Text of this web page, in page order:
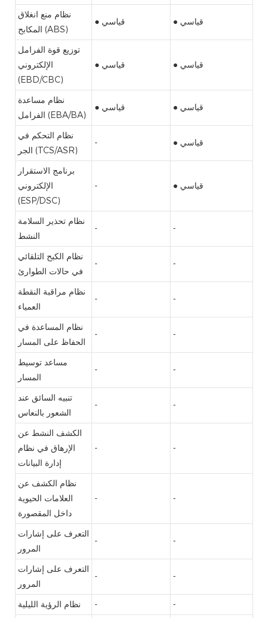
نظام منع انغلاق
المكابح (ABS)
● قياسي ● قياسي
توزيع قوة الفرامل
الإلكتروني
(EBD/CBC)
● قياسي ● قياسي
نظام مساعدة
الفرامل (EBA/BA)
● قياسي ● قياسي
نظام التحكم في
الجر (TCS/ASR)
- ● قياسي
برنامج الاستقرار
الإلكتروني
(ESP/DSC)
- ● قياسي
نظام تحذير السلامة
النشط
- -
نظام الكبح التلقائي
في حالات الطوارئ
- -
نظام مراقبة النقطة
العمياء
- -
نظام المساعدة في
الحفاظ على المسار
- -
مساعد توسيط
المسار
- -
تنبيه السائق عند
الشعور بالنعاس
- -
الكشف النشط عن
الإرهاق في نظام
إدارة البيانات
- -
نظام الكشف عن
العلامات الحيوية
داخل المقصورة
- -
التعرف على إشارات
المرور
- -
التعرف على إشارات
المرور
- -
نظام الرؤية الليلية -
-